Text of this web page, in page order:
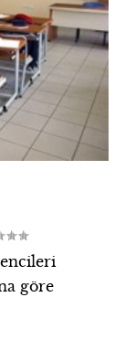
göre